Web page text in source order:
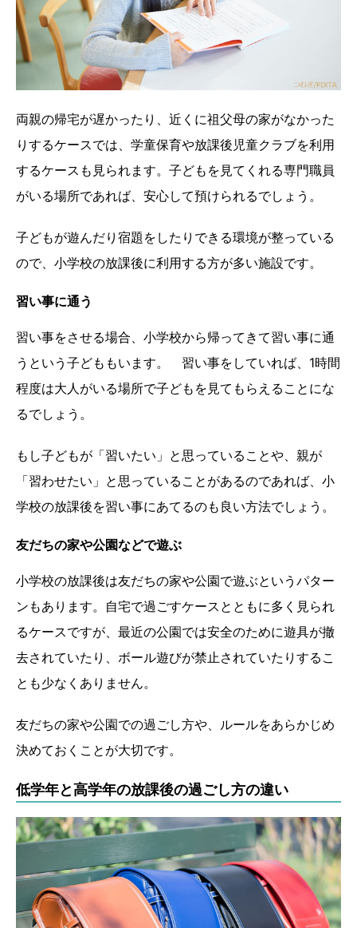
両親の帰宅が遅かったり、近くに祖父母の家がなかった
りするケースでは、学童保育や放課後児童クラブを利用
するケースも見られます。子どもを見てくれる専門職員
がいる場所であれば、安心して預けられるでしょう。
子どもが遊んだり宿題をしたりできる環境が整っている
ので、小学校の放課後に利用する方が多い施設です。
習い事に通う
習い事をさせる場合、小学校から帰ってきて習い事に通
うという子どももいます。 習い事をしていれば、1時間
程度は大人がいる場所で子どもを見てもらえることにな
るでしょう。
もし子どもが「習いたい」と思っていることや、親が
「習わせたい」と思っていることがあるのであれば、小
学校の放課後を習い事にあてるのも良い方法でしょう。
友だちの家や公園などで遊ぶ
小学校の放課後は友だちの家や公園で遊ぶというパター
ンもあります。自宅で過ごすケースとともに多く見られ
るケースですが、最近の公園では安全のために遊具が撤
去されていたり、ボール遊びが禁止されていたりするこ
とも少なくありません。
友だちの家や公園での過ごし方や、ルールをあらかじめ
決めておくことが大切です。
低学年と高学年の放課後の過ごし方の違い